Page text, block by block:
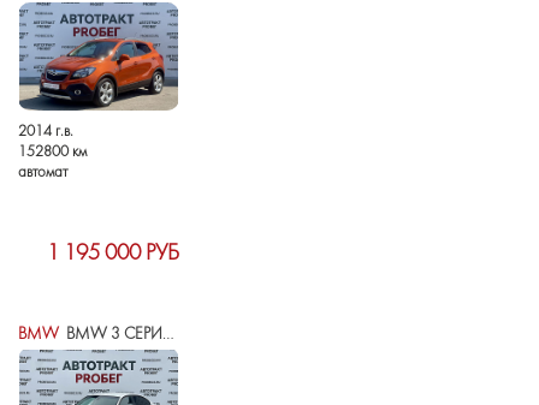
2014 г.в.
152800 км
автомат
1 195 000 РУБ
BMW BMW 3 СЕРИИ V (E90/E91/E92/E93) РЕСТАЙЛИНГ